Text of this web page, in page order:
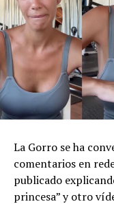
La Gorro se ha
comentarios en
publicado
princesa” y otro